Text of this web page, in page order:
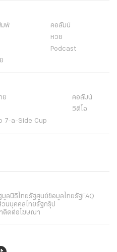
มพ์
คอลัมน์
หวย
Podcast
ย
คอลัมน์
วิดีโอ
7-a-Side Cup
มูลนิธิไทยรัฐศูนย์ข้อมูลไทยรัฐFAQ
นบุคคลไทยรัฐกรุ๊ป
ติดต่อโฆษณา